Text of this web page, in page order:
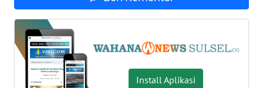
Install Aplikasi
WN
NUSANTARA
WN
JOGJA